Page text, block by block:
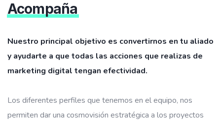
Acompaña
Nuestro principal objetivo es convertirnos en tu aliado
y ayudarte a que todas las acciones que realizas de
marketing digital tengan efectividad.
Los diferentes perfiles que tenemos en el equipo, nos
permiten dar una cosmovisión estratégica a los proyectos